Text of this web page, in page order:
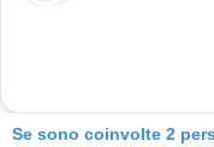
Se sono coinvolte 2